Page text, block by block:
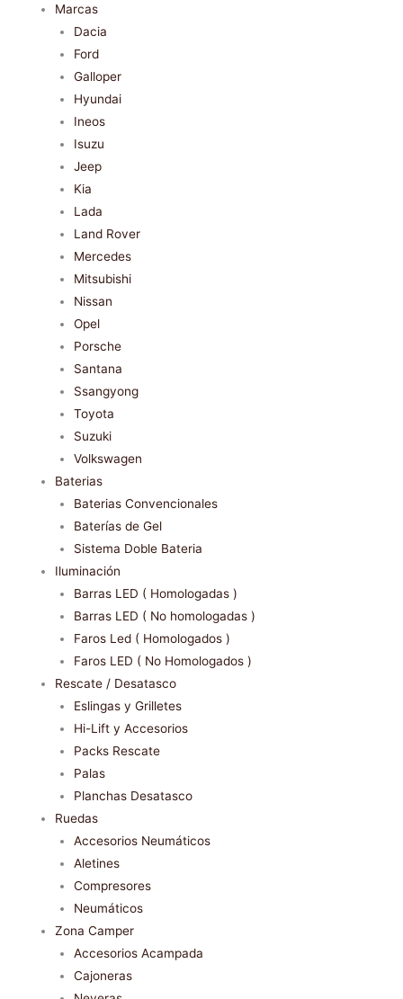
Marcas
Dacia
Ford
Galloper
Hyundai
Ineos
Isuzu
Jeep
Kia
Lada
Land Rover
Mercedes
Mitsubishi
Nissan
Opel
Porsche
Santana
Ssangyong
Toyota
Suzuki
Volkswagen
Baterias
Baterias Convencionales
Baterías de Gel
Sistema Doble Bateria
Iluminación
Barras LED ( Homologadas )
Barras LED ( No homologadas )
Faros Led ( Homologados )
Faros LED ( No Homologados )
Rescate / Desatasco
Eslingas y Grilletes
Hi-Lift y Accesorios
Packs Rescate
Palas
Planchas Desatasco
Ruedas
Accesorios Neumáticos
Aletines
Compresores
Neumáticos
Zona Camper
Accesorios Acampada
Cajoneras